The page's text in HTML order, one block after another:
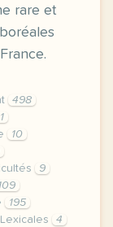
rare et
498
1
10
9
195
Lexicales
4